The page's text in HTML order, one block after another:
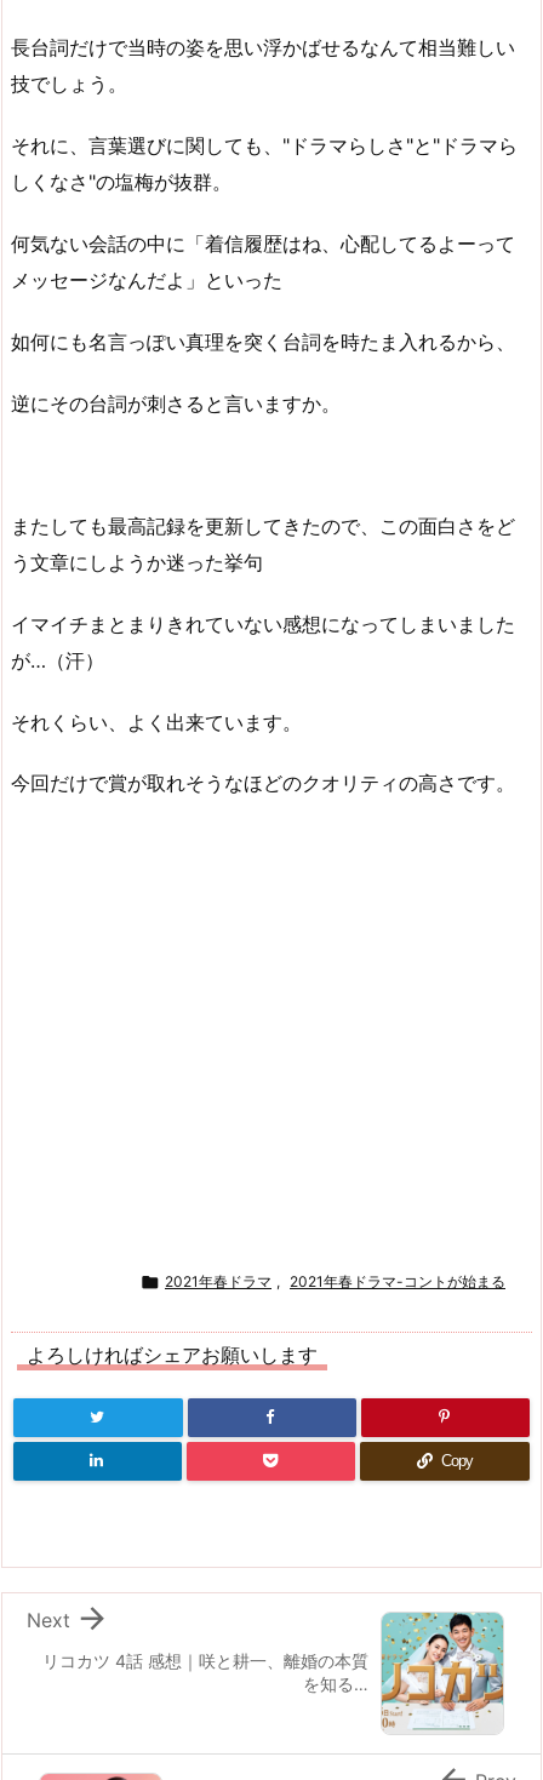
長台詞だけで当時の姿を思い浮かばせるなんて相当難しい
技でしょう。
それに、言葉選びに関しても、"ドラマらしさ"と"ドラマら
しくなさ"の塩梅が抜群。
何気ない会話の中に「着信履歴はね、心配してるよーって
メッセージなんだよ」といった
如何にも名言っぽい真理を突く台詞を時たま入れるから、
逆にその台詞が刺さると言いますか。
またしても最高記録を更新してきたので、この面白さをど
う文章にしようか迷った挙句
イマイチまとまりきれていない感想になってしまいました
が…（汗）
それくらい、よく出来ています。
今回だけで賞が取れそうなほどのクオリティの高さです。
 2021年春ドラマ , 2021年春ドラマ-コントが始まる
よろしければシェアお願いします
Copy
リコカツ 4話 感想｜咲と耕一、離婚の本質
を知る…

Next